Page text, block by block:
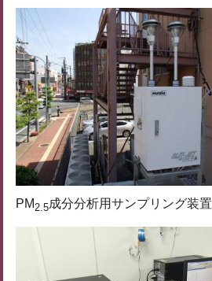
PM 2.5成分分析用サンプリング装置